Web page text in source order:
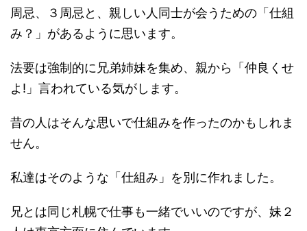
周忌、３周忌と、親しい人同士が会うための「仕組
み？」があるように思います。
法要は強制的に兄弟姉妹を集め、親から「仲良くせ
よ!」言われている気がします。
昔の人はそんな思いで仕組みを作ったのかもしれま
せん。
私達はそのような「仕組み」を別に作れました。
兄とは同じ札幌で仕事も一緒でいいのですが、妹２